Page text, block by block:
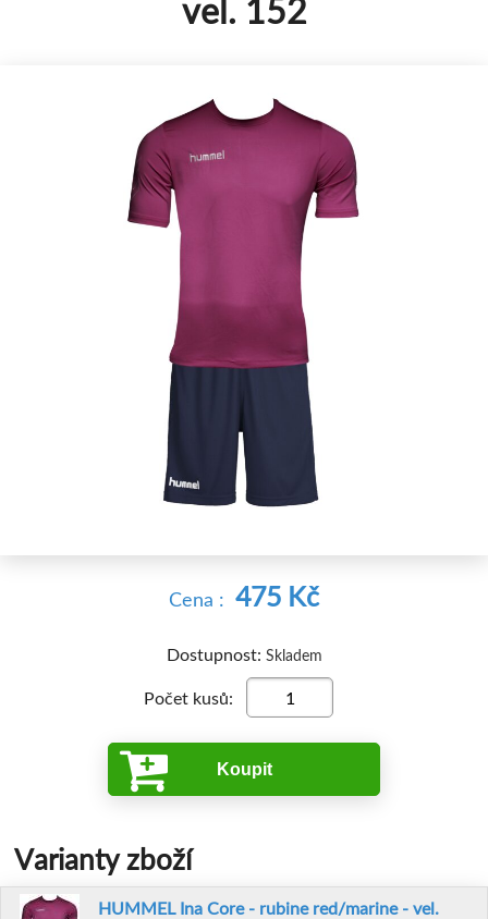
vel. 152
Cena : 475 Kč
Dostupnost: Skladem
Počet kusů:
Koupit
Varianty zboží
HUMMEL Ina Core - rubine red/marine - vel.